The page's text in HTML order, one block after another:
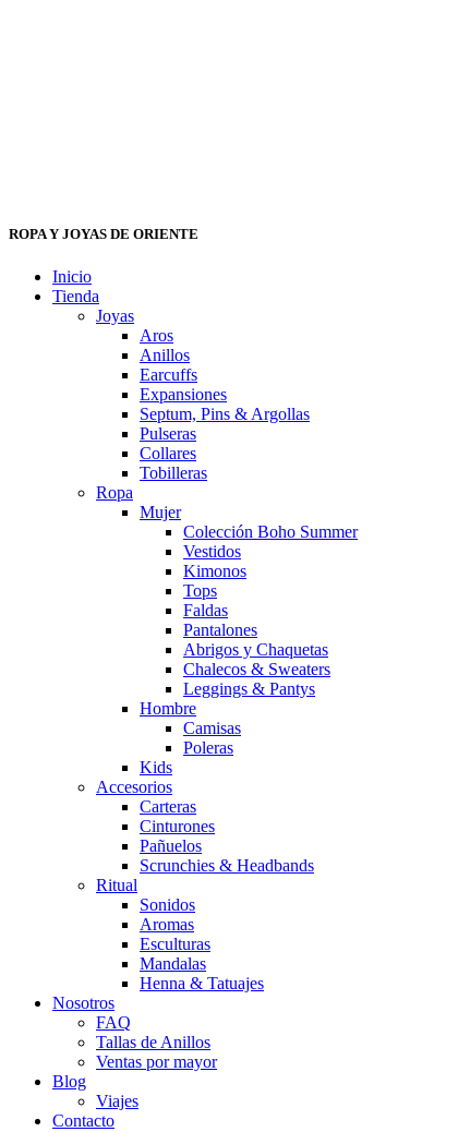
ROPA Y JOYAS DE ORIENTE
Inicio
Tienda
Joyas
Aros
Anillos
Earcuffs
Expansiones
Septum, Pins & Argollas
Pulseras
Collares
Tobilleras
Ropa
Mujer
Colección Boho Summer
Vestidos
Kimonos
Tops
Faldas
Pantalones
Abrigos y Chaquetas
Chalecos & Sweaters
Leggings & Pantys
Hombre
Camisas
Poleras
Kids
Accesorios
Carteras
Cinturones
Pañuelos
Scrunchies & Headbands
Ritual
Sonidos
Aromas
Esculturas
Mandalas
Henna & Tatuajes
Nosotros
FAQ
Tallas de Anillos
Ventas por mayor
Blog
Viajes
Contacto